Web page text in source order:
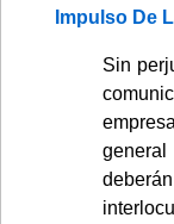
Impulso De
Sin